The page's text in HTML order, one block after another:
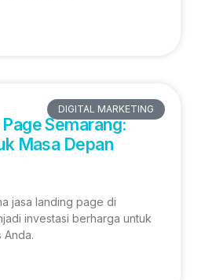
DIGITAL MARKETING
Semarang:
Masa Depan
jasa landing page di
investasi berharga untuk
Anda.